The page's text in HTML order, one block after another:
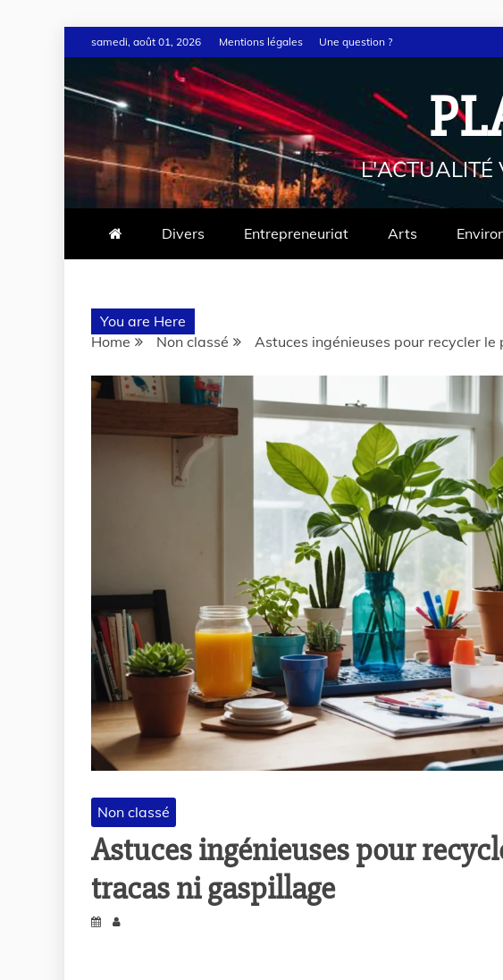
samedi, août 01, 2026 Mentions légales Une question ?
L'ACTUALITÉ
Divers Entrepreneuriat Arts
You are Here
Home
Non classé Astuces ingénieuses pour recycler
Non classé
Astuces ingénieuses pour
tracas ni gaspillage